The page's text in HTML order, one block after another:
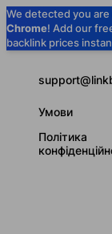
We detected you are
Chrome! Add our
backlink prices
Умови
Політика